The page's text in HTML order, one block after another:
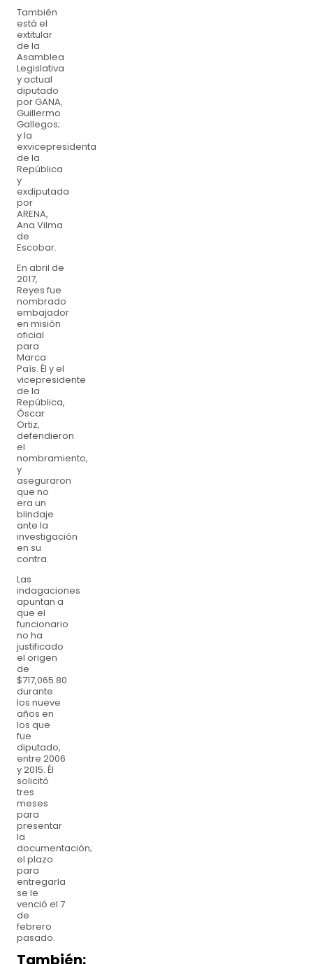
También
está el
extitular
de la
Asamblea
Legislativa
y actual
diputado
por GANA,
Guillermo
Gallegos;
y la
exvicepresidenta
de la
República
y
exdiputada
por
ARENA,
Ana Vilma
de
Escobar.
En abril de
2017,
Reyes fue
nombrado
embajador
en misión
oficial
para
Marca
País. Él y el
vicepresidente
de la
República,
Óscar
Ortiz,
defendieron
el
nombramiento,
y
aseguraron
que no
era un
blindaje
ante la
investigación
en su
contra.
Las
indagaciones
apuntan a
que el
funcionario
no ha
justificado
el origen
de
$717,065.80
durante
los nueve
años en
los que
fue
diputado,
entre 2006
y 2015. Él
solicitó
tres
meses
para
presentar
la
documentación;
el plazo
para
entregarla
se le
venció el 7
de
febrero
pasado.
También: